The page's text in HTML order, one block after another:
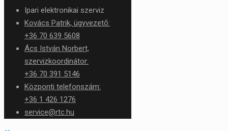
Ipari elektronikai szerviz
Kovács Patrik, ügyvezető:
+36 70 639 5608
Ács István Norbert,
szervizkoordinátor:
+36 70 391 5146
Központi telefonszám:
+36 1 426 1276
service@rtc.hu